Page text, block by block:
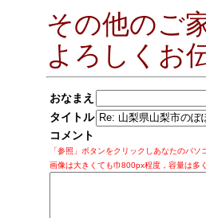
その他のご
よろしくお
おなまえ
タイトル
コメント
「参照」ボタンをクリックしあなたのパ
画像は大きくても巾800px程度，容量は多